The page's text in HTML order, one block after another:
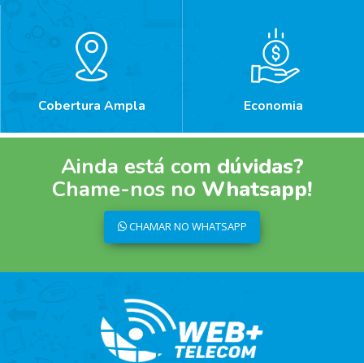
Cobertura Ampla Economia
Ainda está com dúvidas?
Chame-nos no Whatsapp!
CHAMAR NO WHATSAPP